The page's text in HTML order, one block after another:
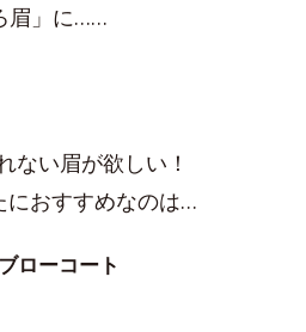
眉」に……
ない眉が欲しい！
におすすめなのは…
ローコート